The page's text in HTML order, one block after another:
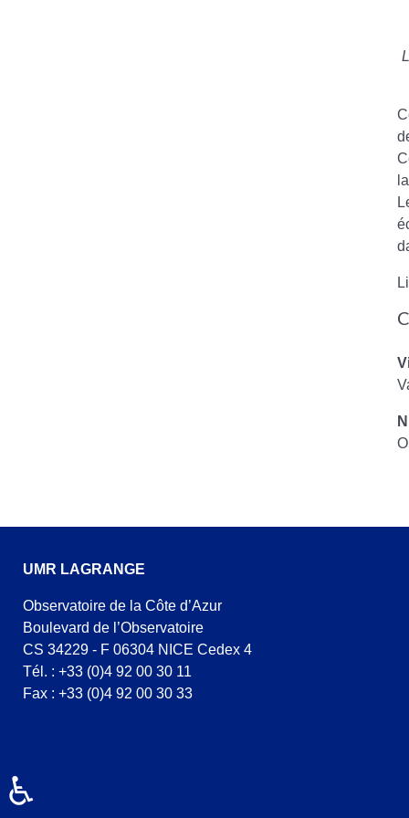
UMR LAGRANGE
Observatoire de la Côte d’Azur
Boulevard de l’Observatoire
CS 34229 - F 06304 NICE Cedex 4
Tél. : +33 (0)4 92 00 30 11
Fax : +33 (0)4 92 00 30 33